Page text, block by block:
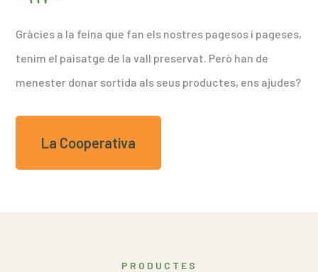
Gràcies a la feina que fan els nostres pagesos i pageses,
tenim el paisatge de la vall preservat. Però han de
menester donar sortida als seus productes, ens ajudes?
La Cooperativa
PRODUCTES